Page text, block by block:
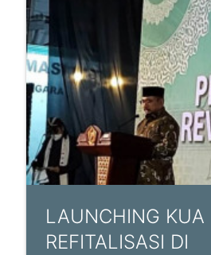
LAUNCHING KUA
REFITALISASI DI